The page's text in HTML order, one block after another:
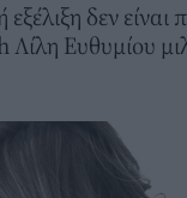
δεν είναι
Ευθυμίου